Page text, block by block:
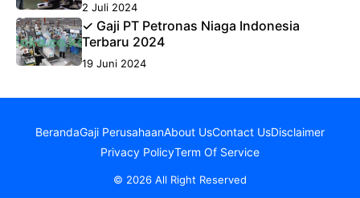
2 Juli 2024
✓ Gaji PT Petronas Niaga Indonesia
Terbaru 2024
19 Juni 2024
BerandaGaji PerusahaanAbout UsContact UsDisclaimer
Privacy PolicyTerm Of Service
© 2026 All Right Reserved